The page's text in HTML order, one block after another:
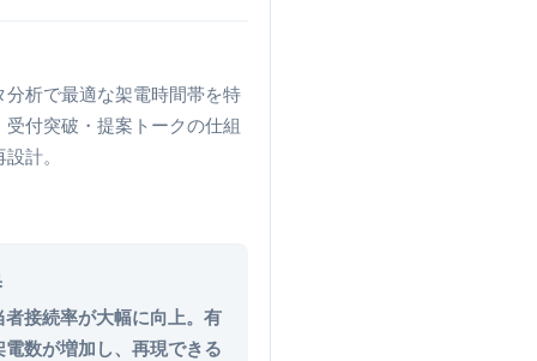
分析で最適な架電時間帯を特
受付突破・提案トークの仕組
計。
者接続率が大幅に向上。有
電数が増加し、再現できる